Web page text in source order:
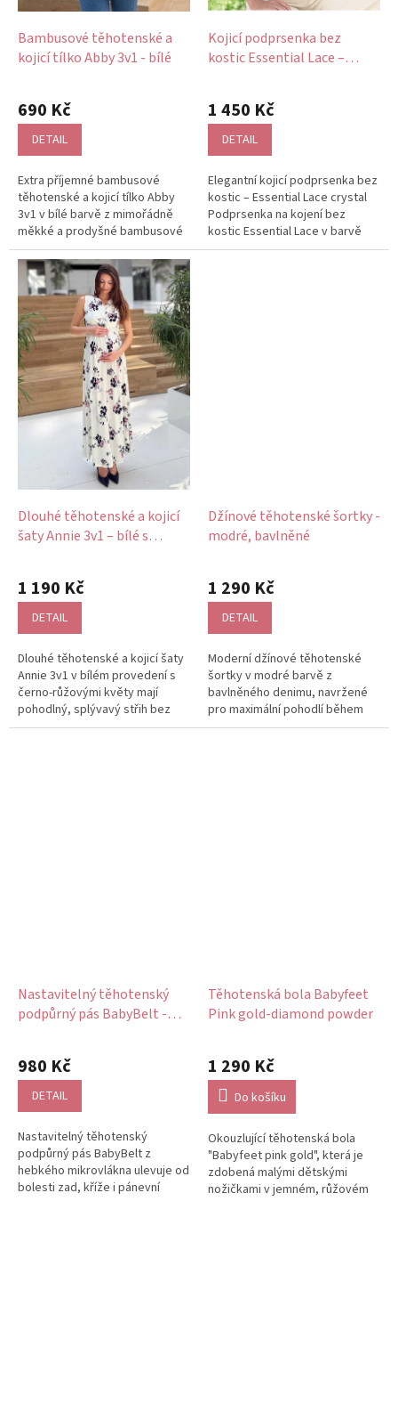
Bambusové těhotenské a
kojicí tílko Abby 3v1 - bílé
690 Kč
DETAIL
Extra příjemné bambusové
těhotenské a kojicí tílko Abby
3v1 v bílé barvě z mimořádně
měkké a prodyšné bambusové
viskózy. Díky pružnému střihu
se...
Kojicí podprsenka bez
kostic Essential Lace –
1 450 Kč
DETAIL
Elegantní kojicí podprsenka bez
kostic – Essential Lace crystal
Podprsenka na kojení bez
kostic Essential Lace v barvě
crystal spojuje...
Dlouhé těhotenské a kojicí
šaty Annie 3v1 – bílé s
1 190 Kč
DETAIL
Dlouhé těhotenské a kojicí šaty
Annie 3v1 v bílém provedení s
černo‑růžovými květy mají
pohodlný, splývavý střih bez
rukávů, který se přirozeně...
Džínové těhotenské šortky -
modré, bavlněné
hodnocení
produktu
5,0
5
hvězdiček.
1 290 Kč
DETAIL
Moderní džínové těhotenské
šortky v modré barvě z
bavlněného denimu, navržené
pro maximální pohodlí během
teplejších dnů. Měkký elastický
Nastavitelný těhotenský
podpůrný pás BabyBelt -
hodnocení
produktu
5,0
5
hvězdiček.
980 Kč
DETAIL
Nastavitelný těhotenský
podpůrný pás BabyBelt z
hebkého mikrovlákna ulevuje od
bolesti zad, kříže i pánevní
Těhotenská bola Babyfeet
Pink gold-diamond powder
hodnocení
produktu
5
hvězdiček.
1 290 Kč
Do košíku
Okouzlující těhotenská bola
"Babyfeet pink gold", která je
zdobená malými dětskými
nožičkami v jemném, růžovém